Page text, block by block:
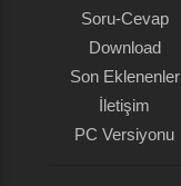
Soru-Cevap
Download
Son Eklenenler
İletişim
PC Versiyonu